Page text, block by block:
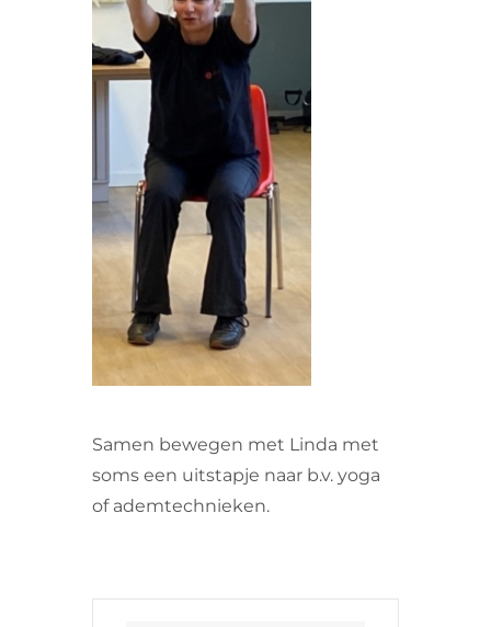
Samen bewegen met Linda met
soms een uitstapje naar b.v. yoga
of ademtechnieken.